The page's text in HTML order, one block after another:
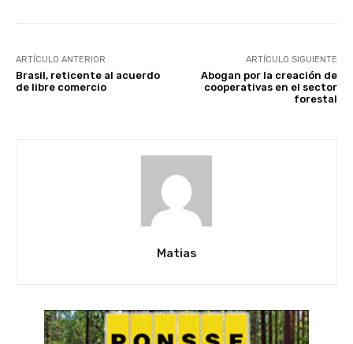
ARTÍCULO ANTERIOR
Brasil, reticente al acuerdo
de libre comercio
ARTÍCULO SIGUIENTE
Abogan por la creación de
cooperativas en el sector
forestal
Matias